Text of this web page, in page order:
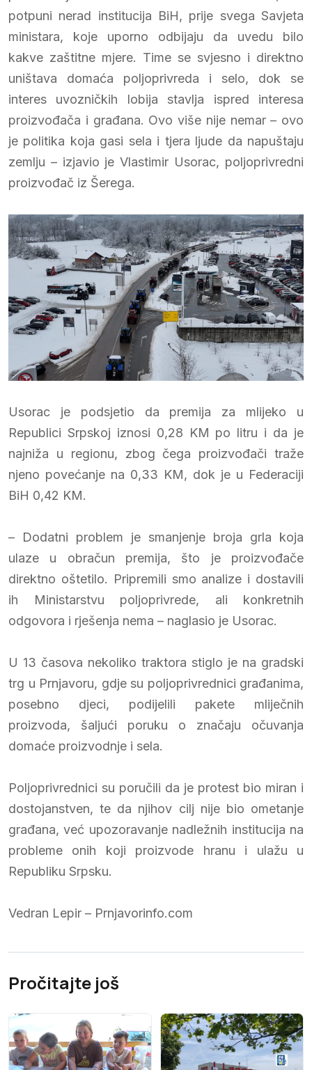
potpuni nerad institucija BiH, prije svega Savjeta
ministara, koje uporno odbijaju da uvedu bilo
kakve zaštitne mjere. Time se svjesno i direktno
uništava domaća poljoprivreda i selo, dok se
interes uvozničkih lobija stavlja ispred interesa
proizvođača i građana. Ovo više nije nemar – ovo
je politika koja gasi sela i tjera ljude da napuštaju
zemlju – izjavio je Vlastimir Usorac, poljoprivredni
proizvođač iz Šerega.
Usorac je podsjetio da premija za mlijeko u
Republici Srpskoj iznosi 0,28 KM po litru i da je
najniža u regionu, zbog čega proizvođači traže
njeno povećanje na 0,33 KM, dok je u Federaciji
BiH 0,42 KM.
– Dodatni problem je smanjenje broja grla koja
ulaze u obračun premija, što je proizvođače
direktno oštetilo. Pripremili smo analize i dostavili
ih Ministarstvu poljoprivrede, ali konkretnih
odgovora i rješenja nema – naglasio je Usorac.
U 13 časova nekoliko traktora stiglo je na gradski
trg u Prnjavoru, gdje su poljoprivrednici građanima,
posebno djeci, podijelili pakete mliječnih
proizvoda, šaljući poruku o značaju očuvanja
domaće proizvodnje i sela.
Poljoprivrednici su poručili da je protest bio miran i
dostojanstven, te da njihov cilj nije bio ometanje
građana, već upozoravanje nadležnih institucija na
probleme onih koji proizvode hranu i ulažu u
Republiku Srpsku.
Vedran Lepir – Prnjavorinfo.com
Pročitajte još